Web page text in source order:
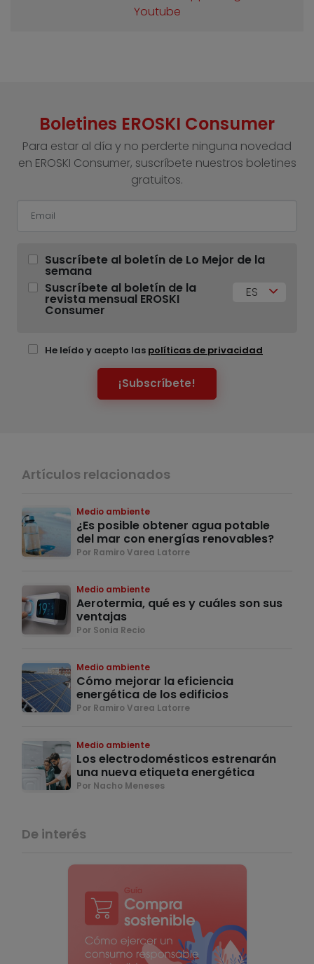
Youtube
Boletines EROSKI Consumer
Para estar al día y no perderte ninguna novedad
en EROSKI Consumer, suscríbete nuestros boletines
gratuitos.
Suscríbete al boletín de Lo Mejor de la
semana
Suscríbete al boletín de la
revista mensual EROSKI
Consumer
ES
He leído y acepto las políticas de privacidad
¡Subscríbete!
Artículos relacionados
Medio ambiente
¿Es posible obtener agua potable
del mar con energías renovables?
Por Ramiro Varea Latorre
Medio ambiente
Aerotermia, qué es y cuáles son sus
ventajas
Por Sonia Recio
Medio ambiente
Cómo mejorar la eficiencia
energética de los edificios
Por Ramiro Varea Latorre
Medio ambiente
Los electrodomésticos estrenarán
una nueva etiqueta energética
Por Nacho Meneses
De interés